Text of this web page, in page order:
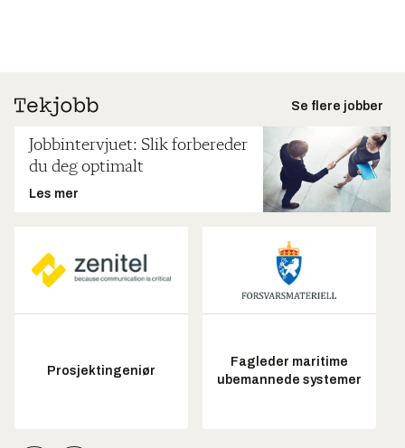
Se flere jobber
Jobbintervjuet: Slik forbereder
du deg optimalt
Les mer
Prosjektingeniør
Fagleder maritime
ubemannede systemer